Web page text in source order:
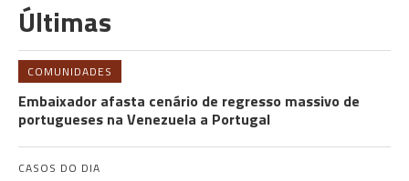
Últimas
COMUNIDADES
Embaixador afasta cenário de regresso massivo de
portugueses na Venezuela a Portugal
CASOS DO DIA